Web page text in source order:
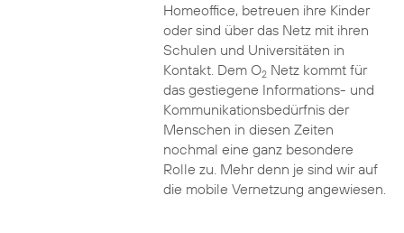
Homeoffice, betreuen ihre Kinder
oder sind über das Netz mit ihren
Schulen und Universitäten in
Kontakt. Dem O2Netz kommt für
das gestiegene Informations- und
Kommuni­ka­tions­bedürfnis­ der
Menschen in diesen Zeiten
nochmal eine ganz besondere
Rolle zu. Mehr denn je sind wir auf
die mobile Vernetzung angewiesen.